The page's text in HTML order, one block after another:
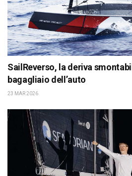
SailReverso, la deriva
bagagliaio dell’auto
23 MAR 2026